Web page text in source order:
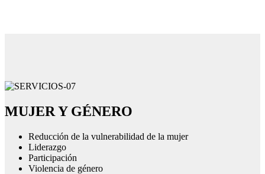
MUJER Y GÉNERO
Reducción de la vulnerabilidad de la mujer
Liderazgo
Participación
Violencia de género